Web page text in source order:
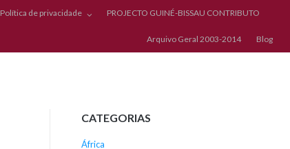
Política de privacidade PROJECTO GUINÉ-BISSAU CONTRIBUTO
Arquivo Geral 2003-2014 Blog
CATEGORIAS
África